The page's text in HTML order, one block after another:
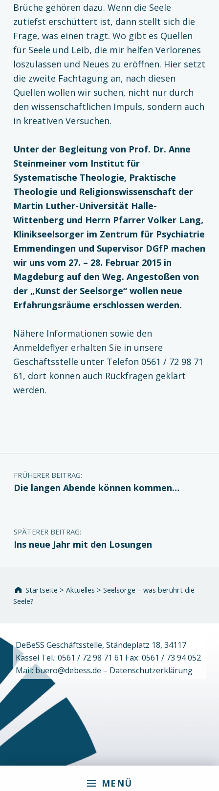
MENÜ
Brüche gehören dazu. Wenn die Seele
zutiefst erschüttert ist, dann stellt sich die
Frage, was einen trägt. Wo gibt es Quellen
für Seele und Leib, die mir helfen Verlorenes
loszulassen und Neues zu eröffnen. Hier setzt
die zweite Fachtagung an, nach diesen
Quellen wollen wir suchen, nicht nur durch
den wissenschaftlichen Impuls, sondern auch
in kreativen Versuchen.
Unter der Begleitung von Prof. Dr. Anne
Steinmeiner vom Institut für
Systematische Theologie, Praktische
Theologie und Religionswissenschaft der
Martin Luther-Universität Halle-
Wittenberg und Herrn Pfarrer Volker Lang,
Klinikseelsorger im Zentrum für Psychiatrie
Emmendingen und Supervisor DGfP machen
wir uns vom 27. – 28. Februar 2015 in
Magdeburg auf den Weg. Angestoßen von
der „Kunst der Seelsorge“ wollen neue
Erfahrungsräume erschlossen werden.
Nähere Informationen sowie den
Anmeldeflyer erhalten Sie in unsere
Geschäftsstelle unter Telefon 0561 / 72 98 71
61, dort können auch Rückfragen geklärt
werden.
Beitragsnavigation
FRÜHERER BEITRAG:
Die langen Abende können kommen…
SPÄTERER BEITRAG:
Ins neue Jahr mit den Losungen
Startseite > Aktuelles > Seelsorge – was berührt die
Seele?
DeBeSS Geschäftsstelle, Ständeplatz 18, 34117
Kassel Tel.: 0561 / 72 98 71 61 Fax: 0561 / 73 94 052
Mail: buero@debess.de – Datenschutzerklärung